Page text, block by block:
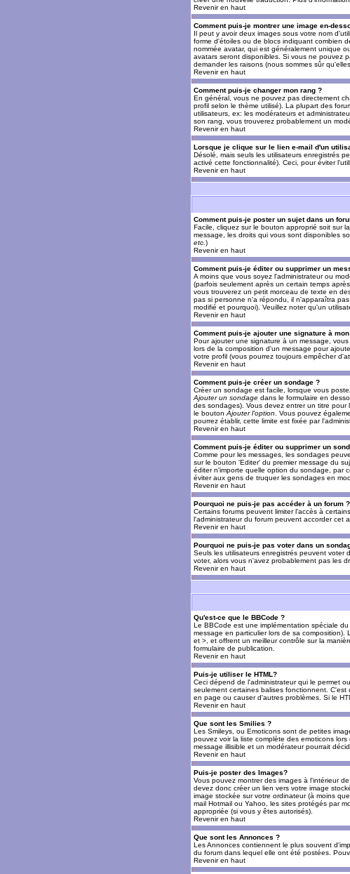
Revenir en haut
Comment puis-je montrer une image en-
Il peut y avoir deux images sous votre nom
forme d'étoiles ou de blocs indiquant combien
nommée avatar, qui est généralement unique
avatars seront disponibles. Si vous ne pouvez
demander les raisons (nous sommes sûr
Revenir en haut
Comment puis-je changer mon rang ?
En général, vous ne pouvez pas directement
profil selon le thème utilisé). La plupart des
utilisateurs, ex: les modérateurs et
son rang, vous trouverez probablement un
Revenir en haut
Lorsque je clique sur le lien e-mail d'un
Désolé, mais seuls les utilisateurs enregistrés
activé cette fonctionnalité). Ceci, pour éviter
Revenir en haut
Comment puis-je poster un sujet dans un
Facile, cliquez sur le bouton approprié soit sur
message, les droits qui vous sont disponibles
etc. )
Revenir en haut
Comment puis-je éditer ou supprimer un
A moins que vous soyez l'administrateur ou
(parfois seulement après un certain temps
vous trouverez un petit morceau de texte en
pas si personne n'a répondu, il n'apparaîtra
modifié et pourquoi). Veuillez noter qu'un
Revenir en haut
Comment puis-je ajouter une signature à
Pour ajouter une signature à un message,
lors de la composition d'un message pour
votre profil (vous pourrez toujours empêcher
Revenir en haut
Comment puis-je créer un sondage ?
Créer un sondage est facile, lorsque vous
Ajouter un sondage dans le formulaire en
des sondages). Vous devez entrer un titre
le bouton Ajouter l'option . Vous pouvez
pourrez établir, cette limite est fixée par
Revenir en haut
Comment puis-je éditer ou supprimer un
Comme pour les messages, les sondages
sur le bouton 'Editer' du premier message du
éditer n'importe quelle option du sondage, par
éviter aux gens de truquer les sondages en
Revenir en haut
Pourquoi ne puis-je pas accéder à un forum ?
Certains forums peuvent limiter l'accès à
l'administrateur du forum peuvent accorder cet
Revenir en haut
Pourquoi ne puis-je pas voter dans un
Seuls les utilisateurs enregistrés peuvent
voter, alors vous n'avez probablement pas les
Revenir en haut
Qu'est-ce que le BBCode ?
Le BBCode est une implémentation spéciale
message en particulier lors de sa
et >, et offrent un meilleur contrôle sur la
formulaire de publication.
Revenir en haut
Puis-je utiliser le HTML?
Ceci dépend de l'administrateur qui le permet
seulement certaines balises fonctionnent. C'est
en page ou causer d'autres problèmes. Si le
Revenir en haut
Que sont les Smilies ?
Les Smileys, ou Emoticons sont de petites
pouvez voir la liste complète des emoticons
message illisible et un modérateur pourrait
Revenir en haut
Puis-je poster des Images?
Vous pouvez montrer des images à l'intérieur
devez donc créer un lien vers votre image
image stockée sur votre ordinateur (à moins
mail Hotmail ou Yahoo, les sites protégés par
appropriée (si vous y êtes autorisés).
Revenir en haut
Que sont les Annonces ?
Les Annonces contiennent le plus souvent
du forum dans lequel elle ont été postées.
Revenir en haut